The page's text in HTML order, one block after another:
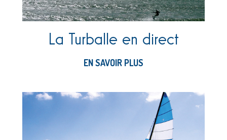
La Turballe en direct
EN SAVOIR PLUS